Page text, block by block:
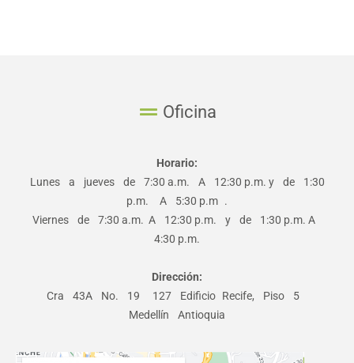
Oficina
Horario:
Lunes a jueves de 7:30 a.m. A 12:30 p.m. y de 1:30
p.m. A 5:30 p.m .
Viernes de 7:30 a.m. A 12:30 p.m. y de 1:30 p.m. A
4:30 p.m.
Dirección:
Cra 43A No. 19 ­ 127 Edificio Recife, Piso 5
Medellín Antioquia